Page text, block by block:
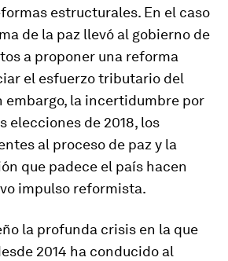
estructurales. En el caso
de la paz llevó al gobierno de
a proponer una reforma
el esfuerzo tributario del
embargo, la incertidumbre por
elecciones de 2018, los
al proceso de paz y la
que padece el país hacen
impulso reformista.
la profunda crisis en la que
2014 ha conducido al